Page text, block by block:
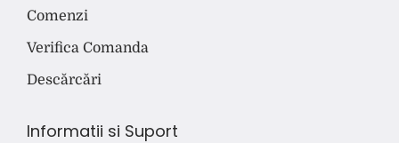
Comenzi
Verifica Comanda
Descărcări
Informatii si Suport